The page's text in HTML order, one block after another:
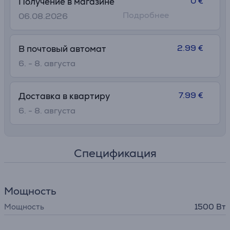
06.08.2026
Подробнее
В почтовый автомат
6. - 8. августа
2.99 €
Доставка в квартиру
6. - 8. августа
7.99 €
Спецификация
Мощность
Мощность 1500 Вт